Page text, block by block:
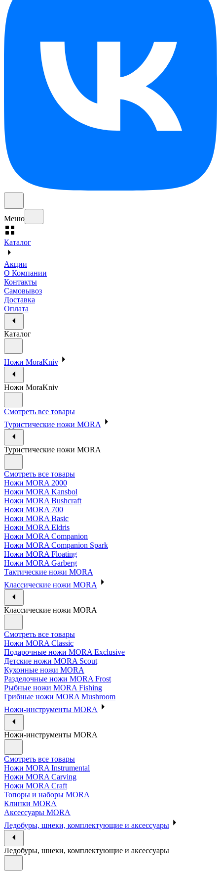
Меню
Каталог
Акции
О Компании
Контакты
Самовывоз
Доставка
Оплата
Каталог
Ножи MoraKniv
Ножи MoraKniv
Смотреть все товары
Туристические ножи MORA
Туристические ножи MORA
Смотреть все товары
Ножи MORA 2000
Ножи MORA Kansbol
Ножи MORA Bushcraft
Ножи MORA 700
Ножи MORA Basic
Ножи MORA Eldris
Ножи MORA Companion
Ножи MORA Companion Spark
Ножи MORA Floating
Ножи MORA Garberg
Тактические ножи MORA
Классические ножи MORA
Классические ножи MORA
Смотреть все товары
Ножи MORA Classic
Подарочные ножи MORA Exclusive
Детские ножи MORA Scout
Кухонные ножи MORA
Разделочные ножи MORA Frost
Рыбные ножи MORA Fishing
Грибные ножи MORA Mushroom
Ножи-инструменты MORA
Ножи-инструменты MORA
Смотреть все товары
Ножи MORA Instrumental
Ножи MORA Carving
Ножи MORA Craft
Топоры и наборы MORA
Клинки MORA
Аксессуары MORA
Ледобуры, шнеки, комплектующие и аксессуары
Ледобуры, шнеки, комплектующие и аксессуары